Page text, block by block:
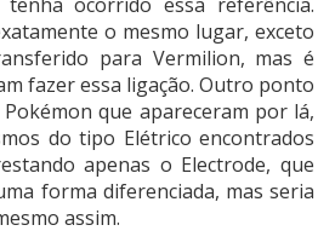
o mesmo lugar, exceto
para Vermilion, mas é
fazer essa ligação. Outro ponto
que apareceram por lá,
do tipo Elétrico encontrados
apenas o Electrode, que
forma diferenciada, mas seria
assim.